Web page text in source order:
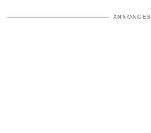
ANNONCES